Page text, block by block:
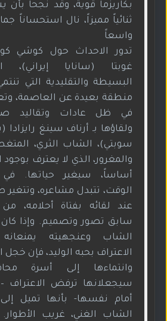
بكاريزما قوية، وقد نجحا بأن
ثنائياً مميزاً، نال استحساناً
واسعاً
تدور الاحداث حول كوشي
غوبتا (سانايا إيراني)،
البسيطة والتقليدية التي
منطقة بعيدة عن العاصمة،
في ظل عادات وتقاليد
ولقاؤها بـ أرناف سينغ رايزادا
سوبتي)، الشاب الثري،
والمغرور، الذي لا يعترف
أساساً، سيغير حياتها.
الوقت، تتبدل مشاعره، وتتغير
عند لقائه بفتاة أحلامه،
سابق تصور وتصميم. وإذا كان
الشاب وعنجهيته
الاعتراف بحبه الوليد، فإن خجل
وانتماءها إلى أسرة
سيجعلانها ترفض الاعتراف
أمام نفسها- بأنها تميل
الشاب الغني، غريب الأطوار.